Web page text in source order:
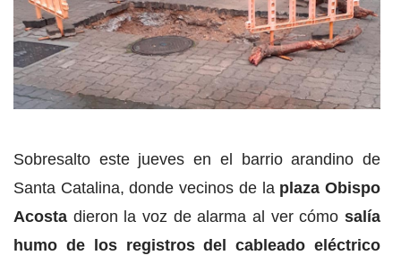
Sobresalto este jueves en el barrio arandino de
Santa Catalina, donde vecinos de la plaza Obispo
Acosta dieron la voz de alarma al ver cómosalía
humo de los registros del cableado eléctrico